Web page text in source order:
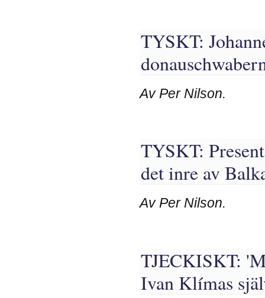
TYSKT:
Av Per Nilson.
TYSKT:
det inre av
Av Per Nilson.
TJECKISKT:
Ivan Klímas